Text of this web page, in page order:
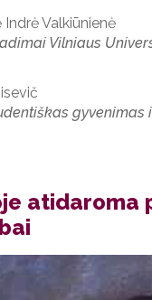
Valkiūnienė
Vilniaus